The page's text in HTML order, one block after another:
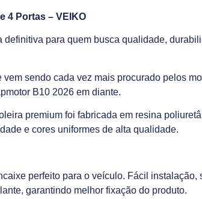
4 Portas – VEIKO
para quem busca qualidade,
sendo cada vez mais procurado pelos
B10 2026 em diante.
premium foi fabricada em resina
e cores uniformes de alta qualidade.
perfeito para o veículo. Fácil
garantindo melhor fixação do produto.